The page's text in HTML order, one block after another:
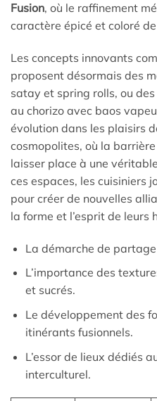
Fusion, où le raffinement
caractère épicé et coloré de
Les concepts innovants
proposent désormais des
satay et spring rolls, ou
au chorizo avec baos
évolution dans les plaisirs
cosmopolites, où la
laisser place à une
ces espaces, les cuisiniers
pour créer de nouvelles
la forme et l’esprit de leurs
La démarche de
L’importance des
et sucrés.
Le développement des
itinérants fusionnels.
L’essor de lieux dédiés
interculturel.